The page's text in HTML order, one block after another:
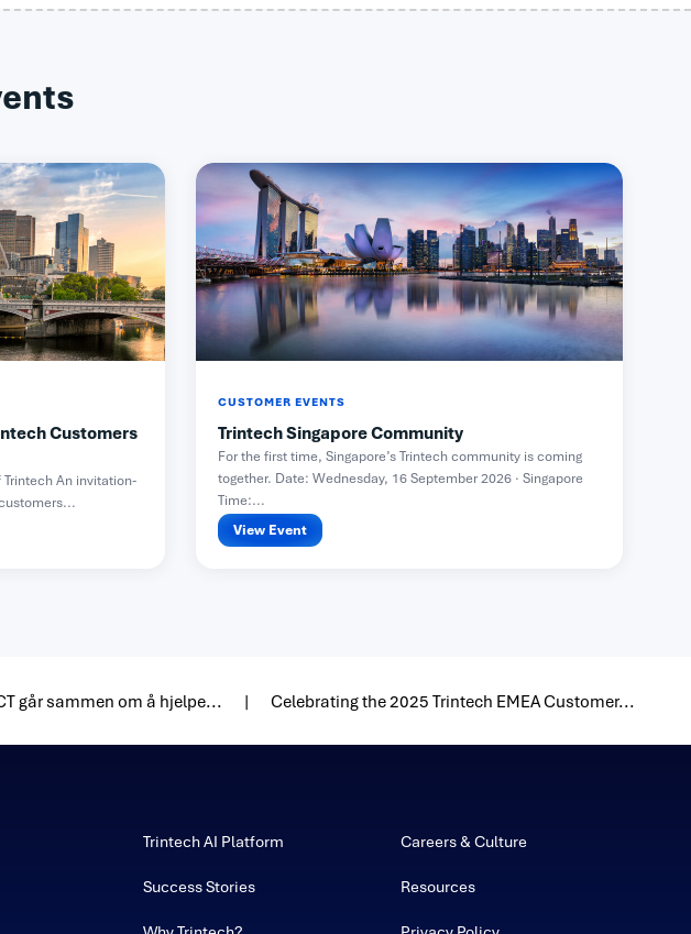
Customers
An invitation-
CUSTOMER EVENTS
Trintech Singapore Community
For the first time, Singapore’s Trintech community is coming
together. Date: Wednesday, 16 September 2026 · Singapore
Time:...
View Event
går sammen om å hjelpe... Celebrating the 2025 Trintech EMEA Customer...
Trintech AI Platform Careers & Culture
Success Stories Resources